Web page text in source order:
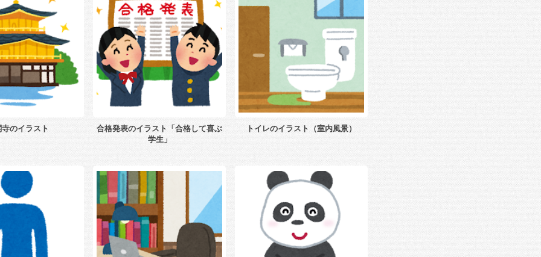
のイラスト
合格発表のイラスト「合格して喜ぶ
学生」
トイレのイラスト（室内風景）